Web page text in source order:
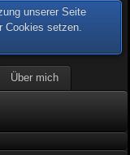
unserer Seite
Cookies setzen.
Über mich